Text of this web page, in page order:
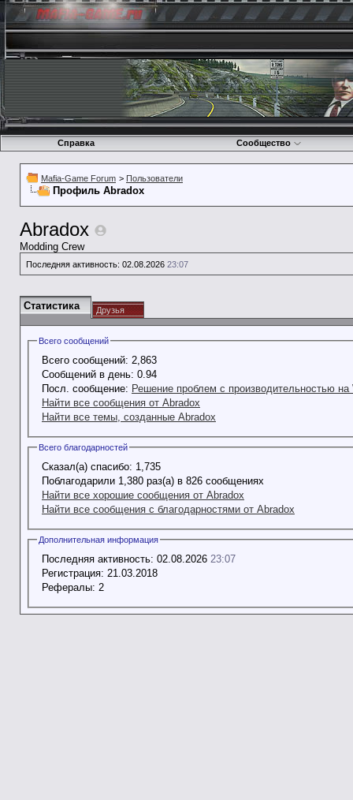
Справка Сообщество
Mafia-Game Forum > Пользователи
Профиль Abradox
Abradox
Modding Crew
Последняя активность: 02.08.2026 23:07
Статистика Друзья
Всего сообщений
Всего сообщений: 2,863
Сообщений в день: 0.94
Посл. сообщение: Решение проблем с производительностью на
Найти все сообщения от Abradox
Найти все темы, созданные Abradox
Всего благодарностей
Сказал(а) спасибо: 1,735
Поблагодарили 1,380 раз(а) в 826 сообщениях
Найти все хорошие сообщения от Abradox
Найти все сообщения с благодарностями от Abradox
Дополнительная информация
Последняя активность: 02.08.2026 23:07
Регистрация: 21.03.2018
Рефералы: 2